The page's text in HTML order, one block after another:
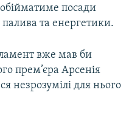
посади
палива та енергетики.
вже мав би
прем’єра Арсенія
незрозумілі для нього